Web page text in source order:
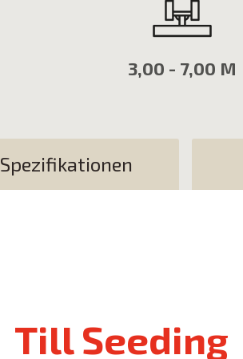
3,00 - 7,00 M
Spezifikationen
Till Seeding